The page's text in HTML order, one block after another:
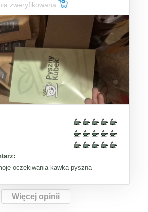
zweryfikowana
oczekiwania kawka pyszna
Więcej opinii